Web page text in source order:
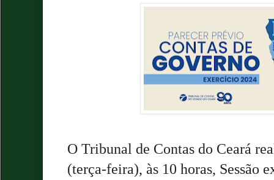
O Tribunal de Contas do Ceará
(terça-feira), às 10 horas, Sessão